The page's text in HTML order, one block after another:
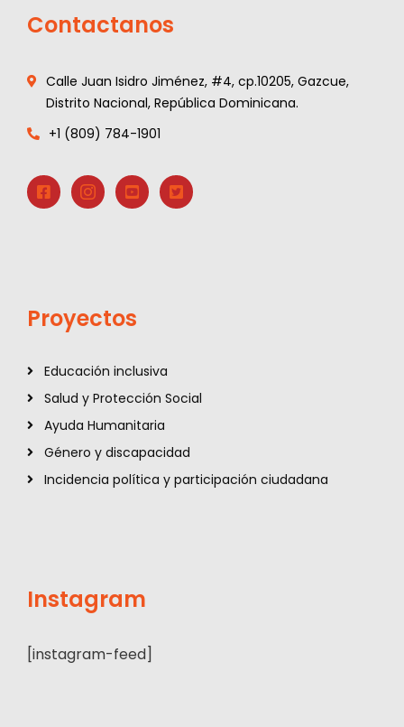
Contactanos
Calle Juan Isidro Jiménez, #4, cp.10205, Gazcue,
Distrito Nacional, República Dominicana.
+1 (809) 784-1901
Proyectos
Educación inclusiva
Salud y Protección Social
Ayuda Humanitaria
Género y discapacidad
Incidencia política y participación ciudadana
Instagram
[instagram-feed]